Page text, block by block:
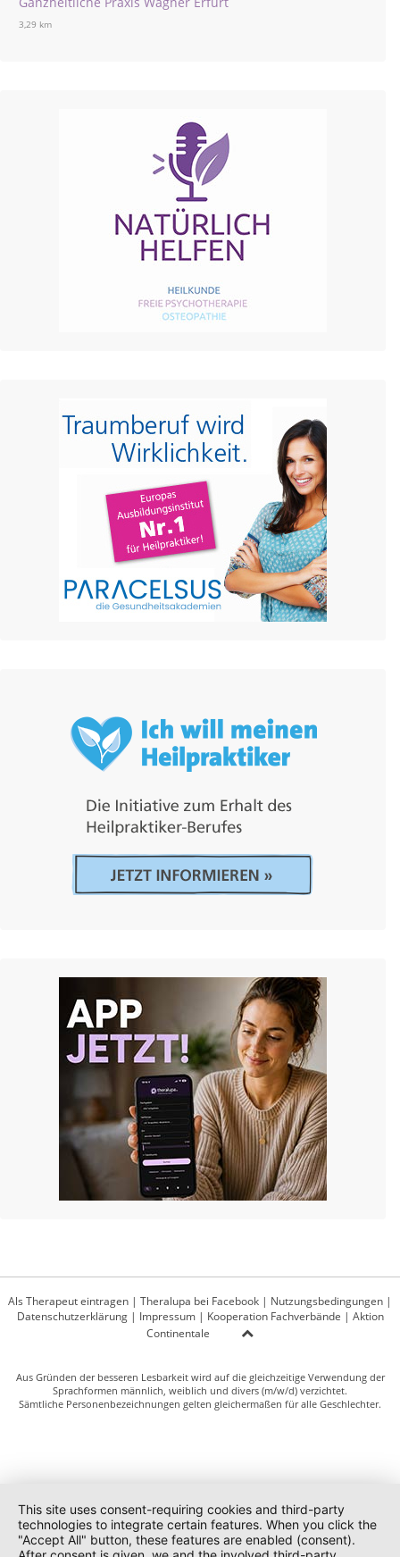
3,29 km
Als Therapeut eintragen | Theralupa bei Facebook | Nutzungsbedingungen |
Datenschutzerklärung| Impressum| Kooperation Fachverbände | Aktion
Continentale
Aus Gründen der besseren Lesbarkeit wird auf die gleichzeitige Verwendung der
Sprachformen männlich, weiblich und divers (m/w/d) verzichtet.
Sämtliche Personenbezeichnungen gelten gleichermaßen für alle Geschlechter.
This site uses consent-requiring cookies and third-party
technologies to integrate certain features. When you click the
"Accept All" button, these features are enabled (consent).